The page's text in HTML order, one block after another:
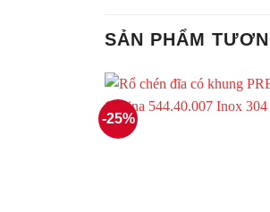
SẢN PHẨM
-25%